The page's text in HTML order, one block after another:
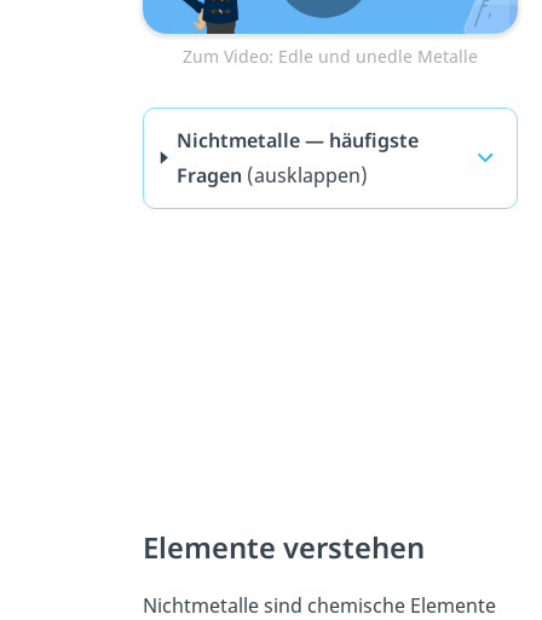
Zum Video: Edle und unedle Metalle
Nichtmetalle — häufigste
Fragen (ausklappen)
Elemente verstehen
Nichtmetalle sind chemische Elemente